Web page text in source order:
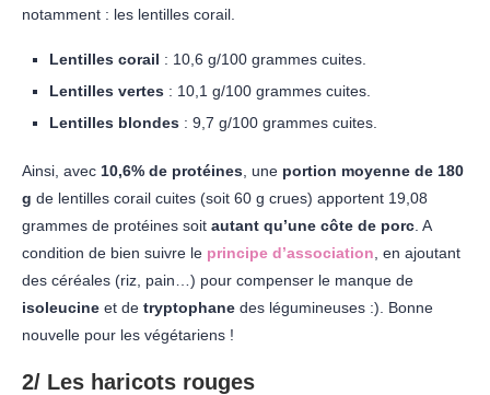
notamment : les lentilles corail.
Lentilles corail : 10,6 g/100 grammes cuites.
Lentilles vertes : 10,1 g/100 grammes cuites.
Lentilles blondes : 9,7 g/100 grammes cuites.
Ainsi, avec 10,6% de protéines , une portion moyenne de 180
g de lentilles corail cuites (soit 60 g crues) apportent 19,08
grammes de protéines soit autant qu’une côte de porc . A
condition de bien suivre le principe d’association , en ajoutant
des céréales (riz, pain…) pour compenser le manque de
isoleucine et de tryptophane des légumineuses :). Bonne
nouvelle pour les végétariens !
2/ Les haricots rouges